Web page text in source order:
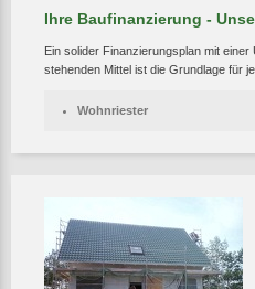
Ihre Baufinanzierung -
Ein solider Finanzierungsplan mit
stehenden Mittel ist die Grundlage für
Wohnriester